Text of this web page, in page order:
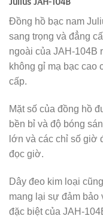
Đồng hồ bạc nam
sang trọng và đẳng
ngoài của JAH-104B
không gỉ mạ bạc cao
cấp.
Mặt số của đồng hồ
bền bỉ và độ bóng
lớn và các chỉ số giờ
đọc giờ.
Dây đeo kim loại
mang lại sự đảm bảo
đặc biệt của JAH-